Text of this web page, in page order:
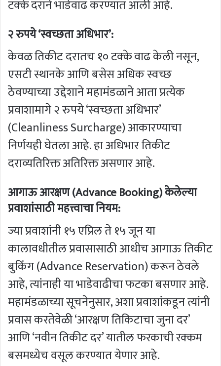
टक्के दराने भाडेवाढ करण्यात आली आहे.
२ रुपये ‘स्वच्छता अधिभार’:
केवळ तिकीट दरातच १० टक्के वाढ केली नसून,
एसटी स्थानके आणि बसेस अधिक स्वच्छ
ठेवण्याच्या उद्देशाने महामंडळाने आता प्रत्येक
प्रवाशामागे २ रुपये ‘स्वच्छता अधिभार’
(Cleanliness Surcharge) आकारण्याचा
निर्णयही घेतला आहे. हा अधिभार तिकीट
दराव्यतिरिक्त अतिरिक्त असणार आहे.
आगाऊ आरक्षण (Advance Booking) केलेल्या
प्रवाशांसाठी महत्त्वाचा नियम:
ज्या प्रवाशांनी १५ एप्रिल ते १५ जून या
कालावधीतील प्रवासासाठी आधीच आगाऊ तिकीट
बुकिंग (Advance Reservation) करून ठेवले
आहे, त्यांनाही या भाडेवाढीचा फटका बसणार आहे.
महामंडळाच्या सूचनेनुसार, अशा प्रवाशांकडून त्यांनी
प्रवास करतेवेळी ‘आरक्षण तिकिटाचा जुना दर’
आणि ‘नवीन तिकीट दर’ यातील फरकाची रक्कम
बसमध्येच वसूल करण्यात येणार आहे.